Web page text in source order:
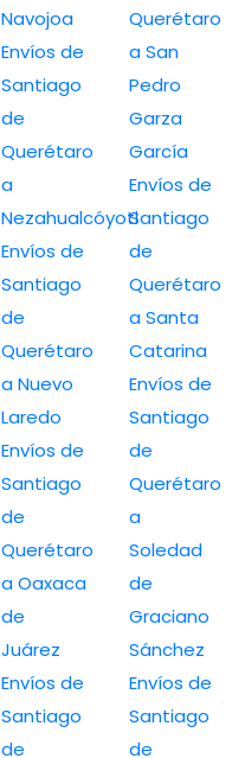
Navojoa
Envíos de
Santiago
de
Querétaro
a
Nezahualcóyotl
Envíos de
Santiago
de
Querétaro
a Nuevo
Laredo
Envíos de
Santiago
de
Querétaro
a Oaxaca
de
Juárez
Envíos de
Santiago
de
Querétaro
a San
Pedro
Garza
García
Envíos de
Santiago
de
Querétaro
a Santa
Catarina
Envíos de
Santiago
de
Querétaro
a
Soledad
de
Graciano
Sánchez
Envíos de
Santiago
de